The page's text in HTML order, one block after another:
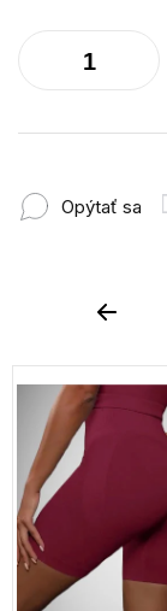
Opýtať sa
Previous